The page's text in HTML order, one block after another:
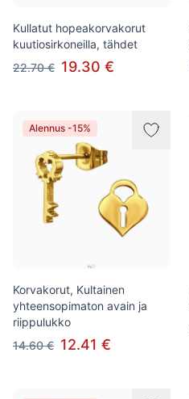
Kullatut hopeakorvakorut
kuutiosirkoneilla, tähdet
22.70 € 19.30 €
Alennus -15%
Korvakorut, Kultainen
yhteensopimaton avain ja
riippulukko
14.60 € 12.41 €